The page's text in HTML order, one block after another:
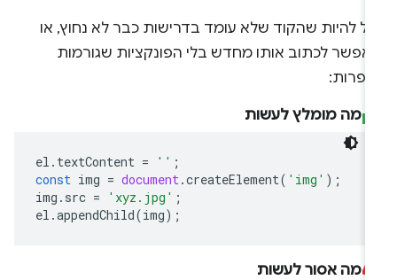
להיות שהקוד שלא עומד בדרישות כבר לא נחוץ, או
לכתוב אותו מחדש בלי הפונקציות שגורמות
מה מומלץ לעשות
el.textContent =
const
img = document.createElement('img'
img. src = 'xyz.jpg'
el.appendChild(img
מה אסור לעשות